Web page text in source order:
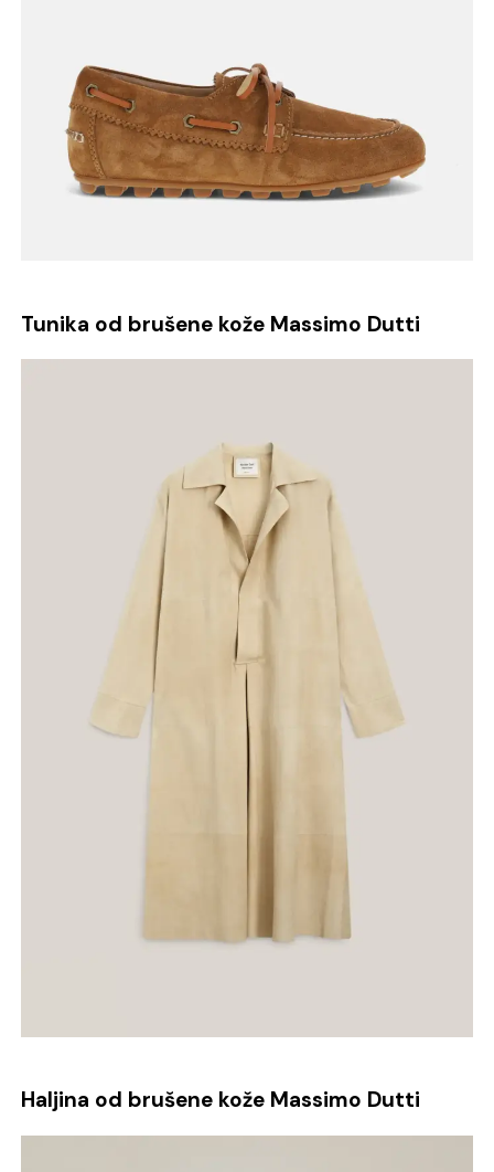
Tunika od brušene kože Massimo Dutti
Haljina od brušene kože Massimo Dutti